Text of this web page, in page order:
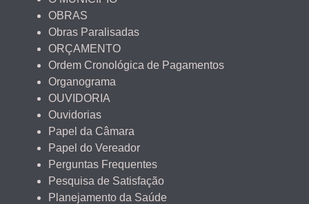
OBRAS
Obras Paralisadas
ORÇAMENTO
Ordem Cronológica de Pagamentos
Organograma
OUVIDORIA
Ouvidorias
Papel da Câmara
Papel do Vereador
Perguntas Frequentes
Pesquisa de Satisfação
Planejamento da Saúde